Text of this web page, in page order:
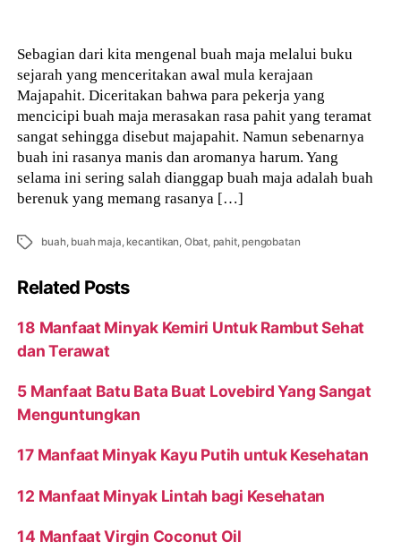
Sebagian dari kita mengenal buah maja melalui buku
sejarah yang menceritakan awal mula kerajaan
Majapahit. Diceritakan bahwa para pekerja yang
mencicipi buah maja merasakan rasa pahit yang teramat
sangat sehingga disebut majapahit. Namun sebenarnya
buah ini rasanya manis dan aromanya harum. Yang
selama ini sering salah dianggap buah maja adalah buah
berenuk yang memang rasanya […]
Tags buah, buah maja, kecantikan, Obat, pahit,pengobatan
Related Posts
18 Manfaat Minyak Kemiri Untuk Rambut Sehat
dan Terawat
5 Manfaat Batu Bata Buat Lovebird Yang Sangat
Menguntungkan
17 Manfaat Minyak Kayu Putih untuk Kesehatan
12 Manfaat Minyak Lintah bagi Kesehatan
14 Manfaat Virgin Coconut Oil